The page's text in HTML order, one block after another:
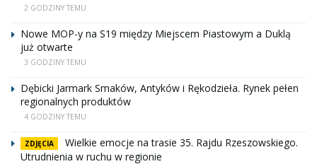
2 GODZINY TEMU
Nowe MOP-y na S19 między Miejscem Piastowym a Duklą
już otwarte
3 GODZINY TEMU
Dębicki Jarmark Smaków, Antyków i Rękodzieła. Rynek pełen
regionalnych produktów
4 GODZINY TEMU
ZDJĘCIA
Wielkie emocje na trasie 35. Rajdu Rzeszowskiego.
Utrudnienia w ruchu w regionie